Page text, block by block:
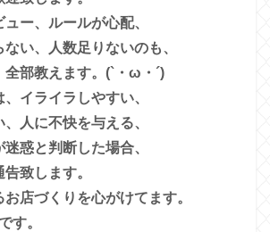
ー、ルールが心配、
い、人数足りないのも、
全部教えます。(`・ω・´)
イライラしやすい、
人に不快を与える、
惑と判断した場合、
致します。
店づくりを心がけてます。
す。